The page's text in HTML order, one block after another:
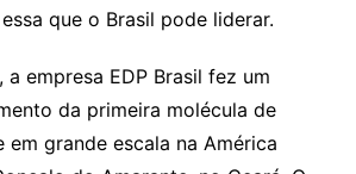
que o Brasil pode liderar.
a empresa EDP Brasil fez um
da primeira molécula de
em grande escala na América